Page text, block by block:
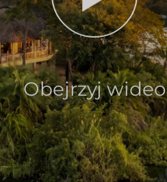
Obejrzyj wideo